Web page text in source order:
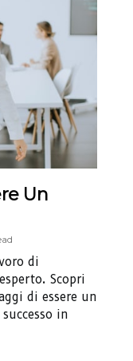
Un
di
Scopri
di essere un
in